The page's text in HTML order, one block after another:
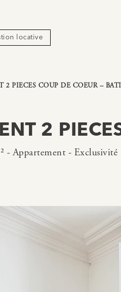
locative
2 PIECES COUP DE COEUR –
2
- Appartement - Exclusivité